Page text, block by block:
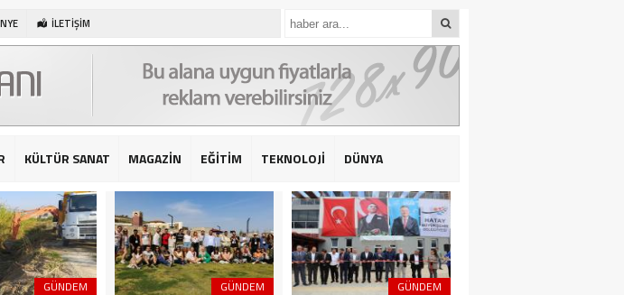
İLETİŞİM
KÜLTÜR SANAT MAGAZİN EĞİTİM TEKNOLOJİ DÜNYA
GÜNDEM GÜNDEM GÜNDEM